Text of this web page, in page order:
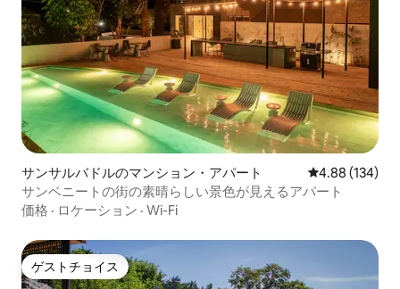
サンサルバドルのマンション・アパート レビュー134
4.88 (134)
サンベニートの街の素晴らしい景色が見えるアパート
価格 · ロケーション · Wi-Fi
ゲストチョイス
ゲストチョイス